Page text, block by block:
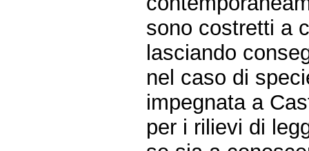
sono costretti a
lasciando
nel caso di
impegnata a
per i rilievi di